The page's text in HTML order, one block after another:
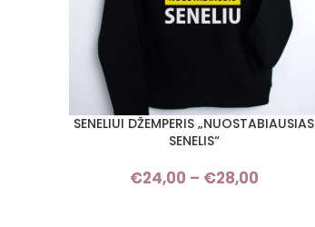
PASIRINKTI SAVYBES
SENELIUI DŽEMPERIS „NUOSTABIAUSIAS
SENELIS“
€24,00 – €28,00